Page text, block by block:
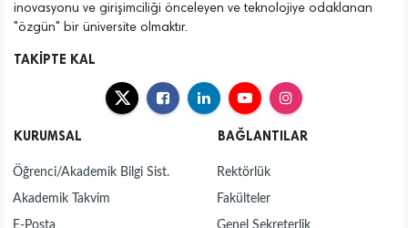
inovasyonu ve girişimciliği önceleyen ve teknolojiye odaklanan
"özgün" bir üniversite olmaktır.
TAKİPTE KAL
KURUMSAL
Öğrenci/Akademik Bilgi Sist.
Akademik Takvim
E-Posta
BAĞLANTILAR
Rektörlük
Fakülteler
Genel Sekreterlik